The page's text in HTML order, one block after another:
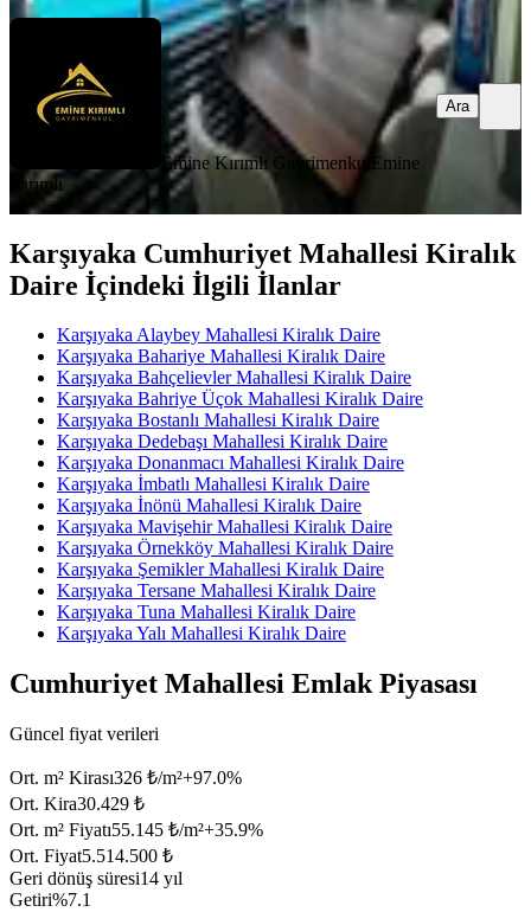
Emine Kırımlı Gayrimenkul Emine
Kırımlı
Ara
Karşıyaka Cumhuriyet Mahallesi Kiralık
Daire İçindeki İlgili İlanlar
Karşıyaka Alaybey Mahallesi Kiralık Daire
Karşıyaka Bahariye Mahallesi Kiralık Daire
Karşıyaka Bahçelievler Mahallesi Kiralık Daire
Karşıyaka Bahriye Üçok Mahallesi Kiralık Daire
Karşıyaka Bostanlı Mahallesi Kiralık Daire
Karşıyaka Dedebaşı Mahallesi Kiralık Daire
Karşıyaka Donanmacı Mahallesi Kiralık Daire
Karşıyaka İmbatlı Mahallesi Kiralık Daire
Karşıyaka İnönü Mahallesi Kiralık Daire
Karşıyaka Mavişehir Mahallesi Kiralık Daire
Karşıyaka Örnekköy Mahallesi Kiralık Daire
Karşıyaka Şemikler Mahallesi Kiralık Daire
Karşıyaka Tersane Mahallesi Kiralık Daire
Karşıyaka Tuna Mahallesi Kiralık Daire
Karşıyaka Yalı Mahallesi Kiralık Daire
Cumhuriyet Mahallesi Emlak Piyasası
Güncel fiyat verileri
Ort. m² Kirası326 ₺/m²+97.0%
Ort. Kira30.429 ₺
Ort. m² Fiyatı55.145 ₺/m²+35.9%
Ort. Fiyat5.514.500 ₺
Geri dönüş süresi14 yıl
Getiri%7.1